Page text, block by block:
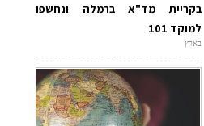
בקריית מד"א ברמלה ונחשפו
למוקד 101
בארץ